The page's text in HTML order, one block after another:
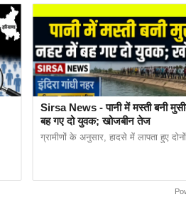
कार टेक्नोलॉजी और 360
Sirsa News - पानी में मस्ती बनी
बह गए दो युवक; खोजबीन तेज
ग्रामीणों के अनुसार, हादसे में लापता हुए